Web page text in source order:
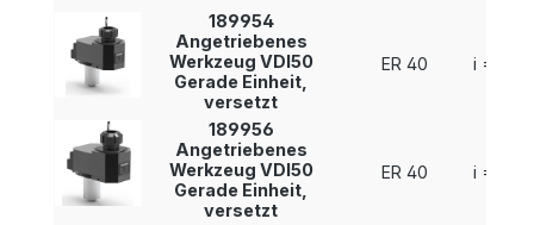
189954
Angetriebenes
Werkzeug VDI50
Gerade Einheit,
versetzt
ER 40 i = 1 : 1
189956
Angetriebenes
Werkzeug VDI50
Gerade Einheit,
versetzt
ER 40 i = 1 : 1